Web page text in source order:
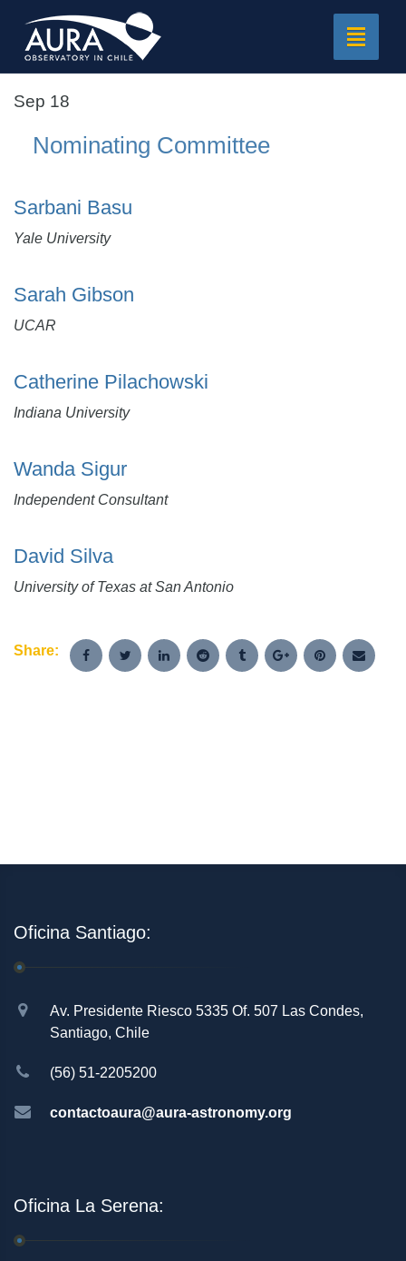
Toggle
Sep 18
Nominating Committee
Sarbani Basu
Yale University
Sarah Gibson
UCAR
Catherine Pilachowski
Indiana University
Wanda Sigur
Independent Consultant
David Silva
University of Texas at San Antonio
Share:
Oficina Santiago:
Av. Presidente Riesco 5335 Of. 507 Las Condes,
Santiago, Chile
(56) 51-2205200
contactoaura@aura-astronomy.org
Oficina La Serena: